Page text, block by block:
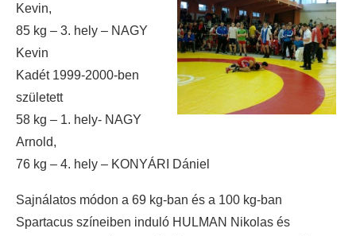
Kevin,
85 kg – 3. hely – NAGY
Kevin
Kadét 1999-2000-ben
született
58 kg – 1. hely- NAGY
Arnold,
76 kg – 4. hely – KONYÁRI Dániel
Sajnálatos módon a 69 kg-ban és a 100 kg-ban
Spartacus színeiben induló HULMAN Nikolas és